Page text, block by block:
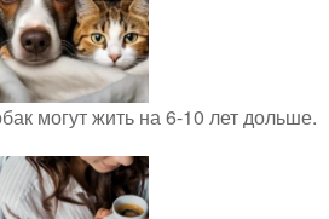
могут жить на 6-10 лет дольше.